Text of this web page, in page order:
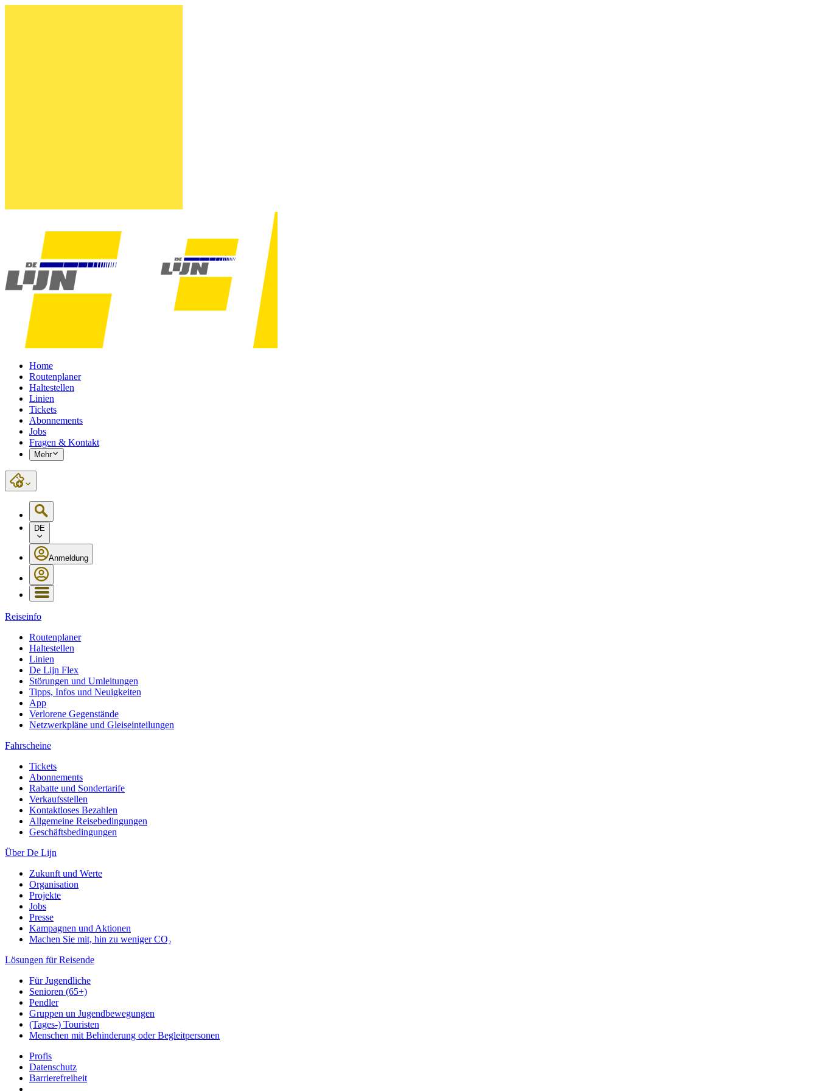
Home
Routenplaner
Haltestellen
Linien
Tickets
Abonnements
Jobs
Fragen & Kontakt
Mehr
DE
Anmeldung
Reiseinfo
Routenplaner
Haltestellen
Linien
De Lijn Flex
Störungen und Umleitungen
Tipps, Infos und Neuigkeiten
App
Verlorene Gegenstände
Netzwerkpläne und Gleiseinteilungen
Fahrscheine
Tickets
Abonnements
Rabatte und Sondertarife
Verkaufsstellen
Kontaktloses Bezahlen
Allgemeine Reisebedingungen
Geschäftsbedingungen
Über De Lijn
Zukunft und Werte
Organisation
Projekte
Jobs
Presse
Kampagnen und Aktionen
Machen Sie mit, hin zu weniger CO₂
Lösungen für Reisende
Für Jugendliche
Senioren (65+)
Pendler
Gruppen un Jugendbewegungen
(Tages-) Touristen
Menschen mit Behinderung oder Begleitpersonen
Profis
Datenschutz
Barrierefreiheit